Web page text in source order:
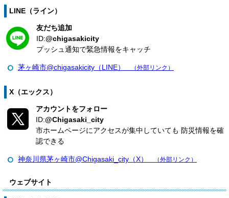
LINE（ライン）
友だち追加
ID:@chigasakicity
プッシュ通知で緊急情報をキャッチ
茅ヶ崎市@chigasakicity（LINE） （外部リンク）
X（エックス）
アカウントをフォロー
ID:@Chigasaki_city
市ホームページにアクセスが集中していても 防災情報を確
認できる
神奈川県茅ヶ崎市@Chigasaki_city（X） （外部リンク）
ウェブサイト